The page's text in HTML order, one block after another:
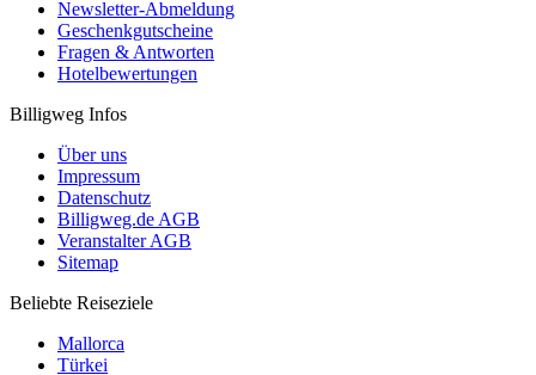
Newsletter-Abmeldung
Geschenkgutscheine
Fragen & Antworten
Hotelbewertungen
Billigweg Infos
Über uns
Impressum
Datenschutz
Billigweg.de AGB
Veranstalter AGB
Sitemap
Beliebte Reiseziele
Mallorca
Türkei